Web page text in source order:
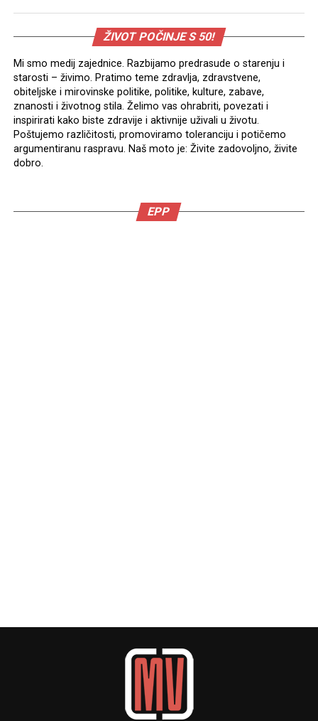
ŽIVOT POČINJE S 50!
Mi smo medij zajednice. Razbijamo predrasude o starenju i
starosti – živimo. Pratimo teme zdravlja, zdravstvene,
obiteljske i mirovinske politike, politike, kulture, zabave,
znanosti i životnog stila. Želimo vas ohrabriti, povezati i
inspirirati kako biste zdravije i aktivnije uživali u životu.
Poštujemo različitosti, promoviramo toleranciju i potičemo
argumentiranu raspravu. Naš moto je: Živite zadovoljno, živite
dobro.
EPP